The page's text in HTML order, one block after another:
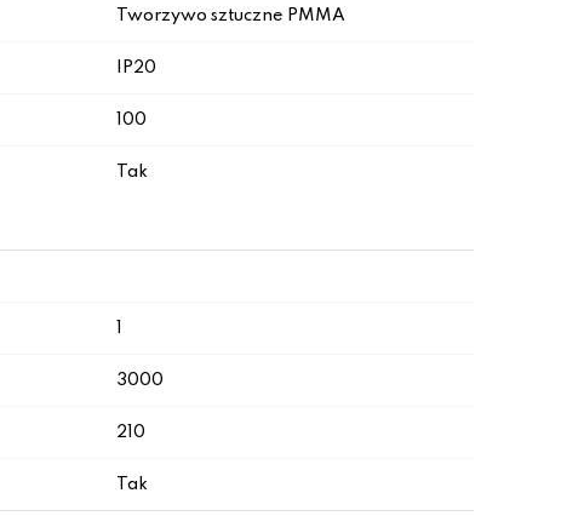
Tworzywo sztuczne PMMA
IP20
100
Tak
3000
210
Tak